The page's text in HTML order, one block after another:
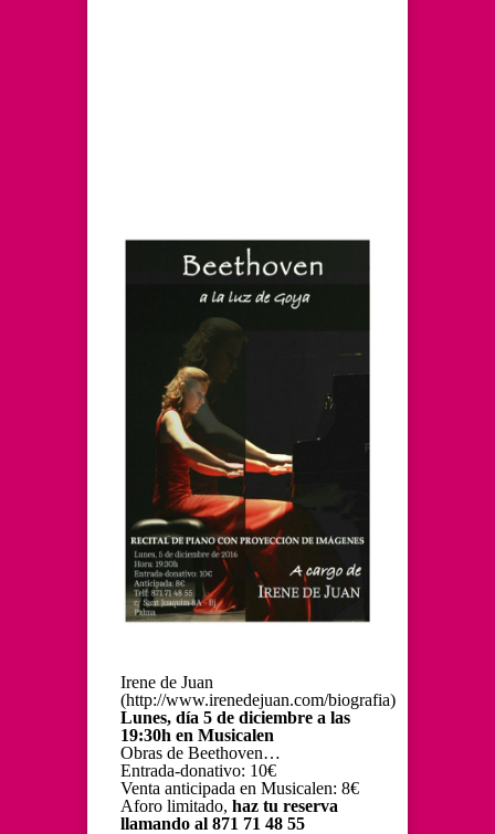
Irene de Juan
(http://www.irenedejuan.com/biografia)
Lunes, día 5 de diciembre a las
19:30h en Musicalen
Obras de Beethoven…
Entrada-donativo: 10€
Venta anticipada en Musicalen: 8€
Aforo limitado, haz tu reserva
llamando al 871 71 48 55